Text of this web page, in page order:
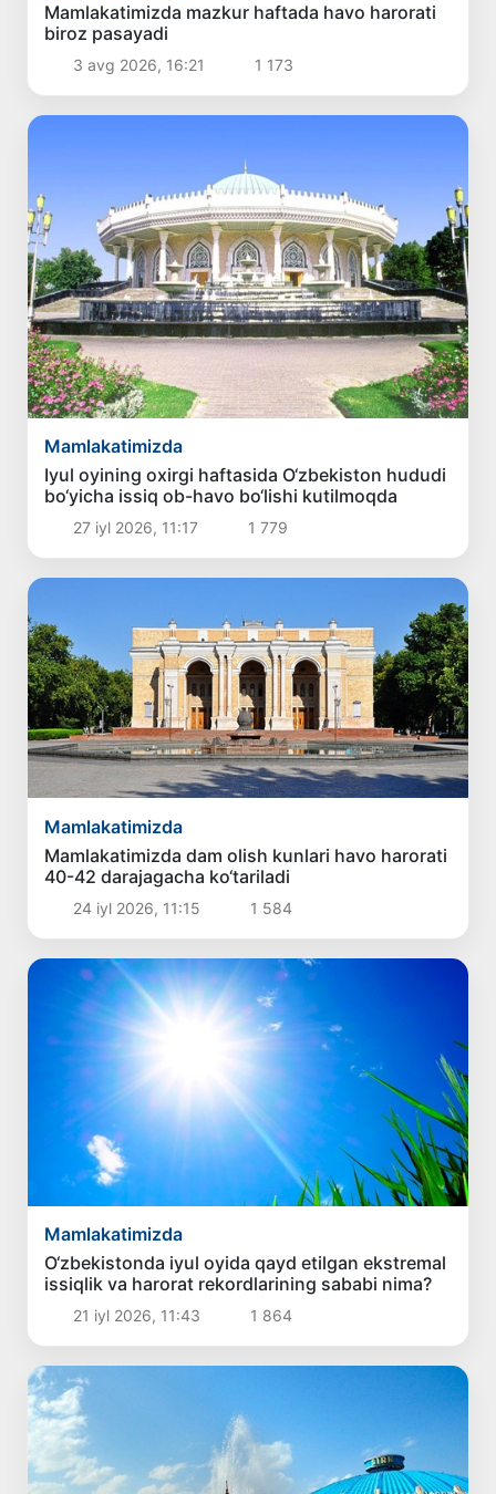
Mamlakatimizda mazkur haftada havo harorati
biroz pasayadi
3 avg 2026, 16:21 1 173
Mamlakatimizda
Iyul oyining oxirgi haftasida O‘zbekiston hududi
bo‘yicha issiq ob-havo bo‘lishi kutilmoqda
27 iyl 2026, 11:17 1 779
Mamlakatimizda
Mamlakatimizda dam olish kunlari havo harorati
40-42 darajagacha ko‘tariladi
24 iyl 2026, 11:15 1 584
Mamlakatimizda
O‘zbekistonda iyul oyida qayd etilgan ekstremal
issiqlik va harorat rekordlarining sababi nima?
21 iyl 2026, 11:43 1 864